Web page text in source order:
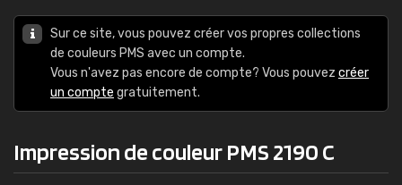
Sur ce site, vous pouvez créer vos propres collections
de couleurs PMS avec un compte.
Vous n'avez pas encore de compte? Vous pouvez créer
un compte gratuitement.
Impression de couleur PMS 2190 C